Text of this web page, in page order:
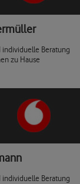
Beratung
zu Hause
Beratung